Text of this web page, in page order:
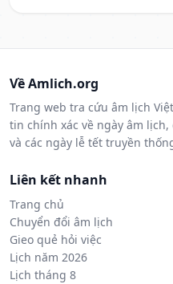
Về Amlich.org
Trang web tra cứu âm lịch
tin chính xác về ngày âm
và các ngày lễ tết truyền
Liên kết nhanh
Trang chủ
Chuyển đổi âm lịch
Gieo quẻ hỏi việc
Lịch năm 2026
Lịch tháng 8